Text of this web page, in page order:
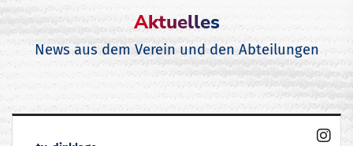
Aktuelles
News aus dem Verein und den Abteilungen